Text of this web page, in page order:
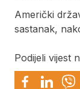
Američki
sastanak,
Podijeli vijest